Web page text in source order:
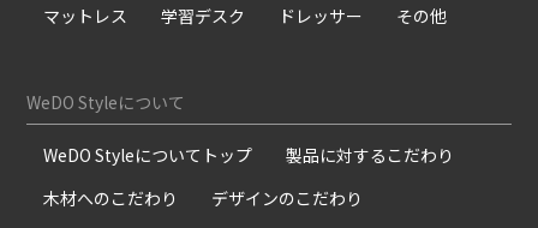
マットレス
学習デスク ドレッサー その他
WeDO Styleについて
WeDO Styleについてトップ
製品に対するこだわり
木材へのこだわり
デザインのこだわり